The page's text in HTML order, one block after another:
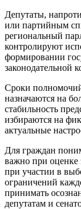
Депутаты,
или партийным
региональный
контролируют
формировании
законодательной
Сроки
назначаются на
стабильность
избираются на
актуальные
Для граждан
важно при оценке
при участии в
ограничений
принимать
депутатам и